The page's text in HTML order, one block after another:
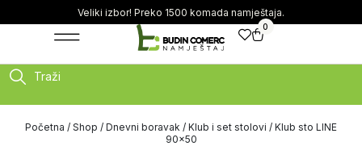
Veliki izbor! Preko 1500 komada namještaja.
0
Traži
Početna / Shop / Dnevni boravak / Klub i set stolovi / Klub sto LINE
90×50